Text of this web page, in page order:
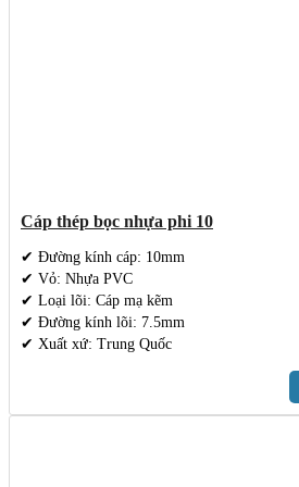
Cáp thép bọc nhựa phi 10
✔ Đường kính cáp: 10mm
✔ Vỏ: Nhựa PVC
✔ Loại lõi: Cáp mạ kẽm
✔ Đường kính lõi: 7.5mm
✔ Xuất xứ: Trung Quốc